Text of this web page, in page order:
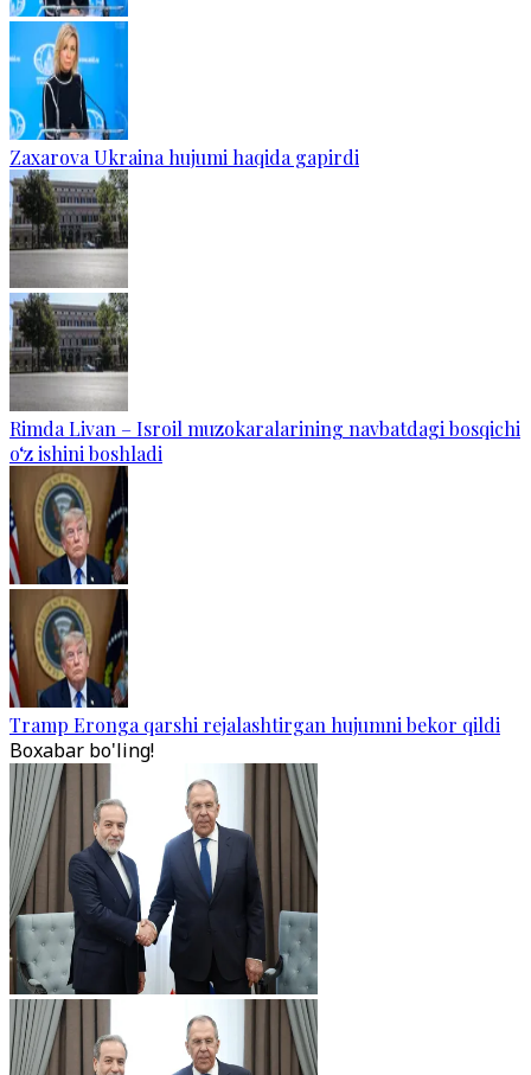
Zaxarova Ukraina hujumi haqida gapirdi
Rimda Livan – Isroil muzokaralarining navbatdagi bosqichi
o‘z ishini boshladi
Tramp Eronga qarshi rejalashtirgan hujumni bekor qildi
Boxabar bo'ling!